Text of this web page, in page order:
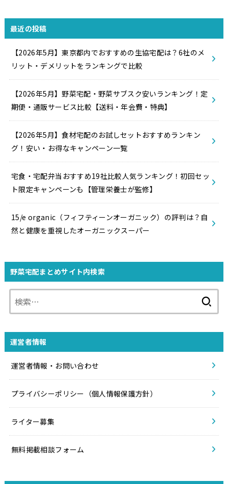
最近の投稿
【2026年5月】東京都内でおすすめの生協宅配は？6社のメ
リット・デメリットをランキングで比較
【2026年5月】野菜宅配・野菜サブスク安いランキング！定
期便・通販サービス比較【送料・年会費・特典】
【2026年5月】食材宅配のお試しセットおすすめランキン
グ！安い・お得なキャンペーン一覧
宅食・宅配弁当おすすめ19社比較人気ランキング！初回セッ
ト限定キャンペーンも【管理栄養士が監修】
15/e organic（フィフティーンオーガニック）の評判は？自
然と健康を重視したオーガニックスーパー
野菜宅配まとめサイト内検索
運営者情報
運営者情報・お問い合わせ
プライバシーポリシー（個人情報保護方針）
ライター募集
無料掲載相談フォーム